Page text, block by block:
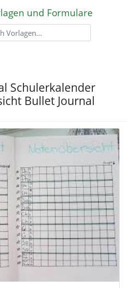
und Formulare
Schulerkalender
Bullet Journal